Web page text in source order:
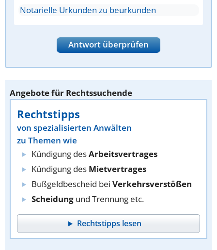
Notarielle Urkunden zu beurkunden
Antwort überprüfen
Angebote für Rechtssuchende
Rechtstipps
von spezialisierten Anwälten
zu Themen wie
Kündigung desArbeitsvertrages
Kündigung des Mietvertrages
Bußgeldbescheid bei Verkehrsverstößen
Scheidung und Trennung etc.
Rechtstipps lesen